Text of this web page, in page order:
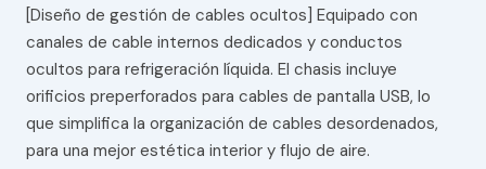
[Diseño de gestión de cables ocultos] Equipado con
canales de cable internos dedicados y conductos
ocultos para refrigeración líquida. El chasis incluye
orificios preperforados para cables de pantalla USB, lo
que simplifica la organización de cables desordenados,
para una mejor estética interior y flujo de aire.